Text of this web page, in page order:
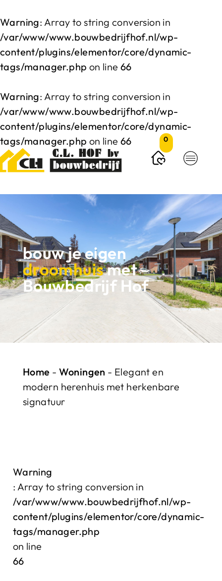
Warning: Array to string conversion in
/var/www/www.bouwbedrijfhof.nl/wp-
content/plugins/elementor/core/dynamic-
tags/manager.php on line66
Warning: Array to string conversion in
/var/www/www.bouwbedrijfhof.nl/wp-
content/plugins/elementor/core/dynamic-
tags/manager.php on line66 0
bouw je eigen
droomhuismet
Bouwbedrijf Hof
Home - Woningen - Elegant en
modern herenhuis met herkenbare
signatuur
Warning
: Array to string conversion in
/var/www/www.bouwbedrijfhof.nl/wp-
content/plugins/elementor/core/dynamic-
tags/manager.php
on line
66